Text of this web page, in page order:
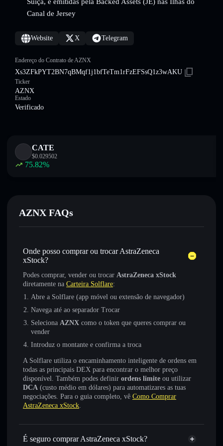
Canal de Jersey
Website X Telegram
Endereço do Contrato de AZNX
Xs3ZFkPYT2BN7qBMqf1j1bfTeTm1rFzEFSsQ1z3wAKU
Ticker
AZNX
Estado
Verificado
CATE
$0.029502
75.82%
AZNX FAQs
Onde posso comprar ou trocar AstraZeneca
xStock?
Podes comprar, vender ou trocar AstraZeneca xStock
diretamente na Carteira Solflare:
Abre a Solflare (app móvel ou extensão de navegador)
Navega até ao separador Trocar
Seleciona AZNX como o token que queres comprar ou
vender
Introduz o montante e confirma a troca
A Solflare utiliza o encaminhamento inteligente de ordens em
todas as principais DEX para encontrar o melhor preço
disponível. Também podes definir ordens limite ou utilizar
DCA (custo médio em dólares) para automatizares as tuas
negociações. Para o guia completo, vê Como Comprar
AstraZeneca xStock.
É seguro comprar AstraZeneca xStock?